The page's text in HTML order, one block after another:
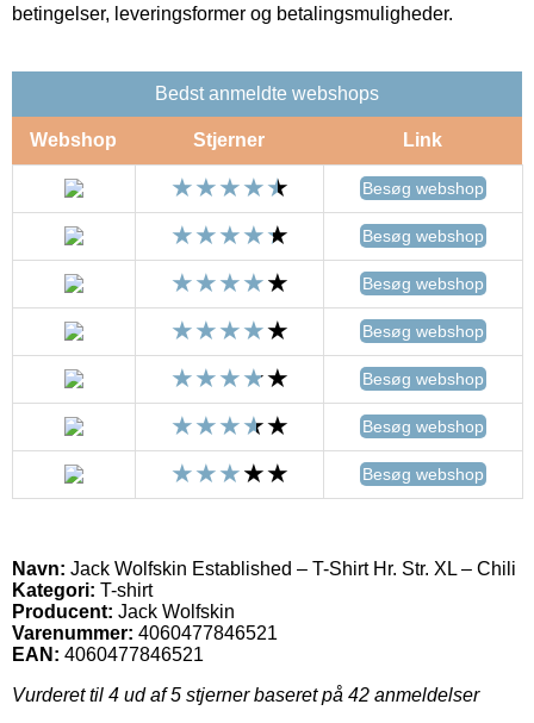
betingelser, leveringsformer og betalingsmuligheder.
Bedst anmeldte webshops
Webshop Stjerner Link
Besøg webshop
Besøg webshop
Besøg webshop
Besøg webshop
Besøg webshop
Besøg webshop
Besøg webshop
Navn: Jack Wolfskin Established – T-Shirt Hr. Str. XL – Chili
Kategori: T-shirt
Producent: Jack Wolfskin
Varenummer: 4060477846521
EAN: 4060477846521
Vurderet til 4 ud af 5 stjerner baseret på 42 anmeldelser